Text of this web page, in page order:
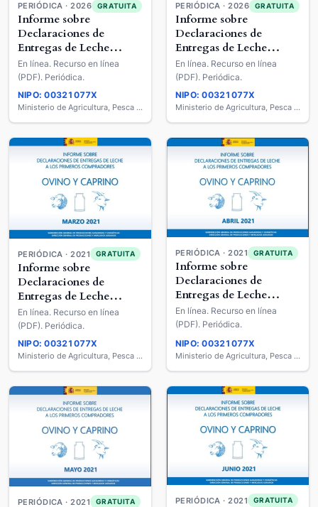
PERIÓDICA · 2026 GRATUITA
Informe sobre
Declaraciones de
Entregas de Leche
Cruda a los Primeros
Compradores : Ovino y
Caprino de Leche
En línea. Recurso en línea
(PDF). Periódica.
NIPO: 00321077X
Ministerio de Agricultura, Pesca y Alimentación
PERIÓDICA · 2026 GRATUITA
Informe sobre
Declaraciones de
Entregas de Leche
Cruda a los Primeros
Compradores : Ovino y
Caprino de Leche
En línea. Recurso en línea
(PDF). Periódica.
NIPO: 00321077X
Ministerio de Agricultura, Pesca y Alimentación
PERIÓDICA · 2021 GRATUITA
Informe sobre
Declaraciones de
Entregas de Leche
Cruda a los Primeros
Compradores : Ovino y
Caprino de Leche
En línea. Recurso en línea
(PDF). Periódica.
NIPO: 00321077X
Ministerio de Agricultura, Pesca y Alimentación
PERIÓDICA · 2021 GRATUITA
Informe sobre
Declaraciones de
Entregas de Leche
Cruda a los Primeros
Compradores : Ovino y
Caprino de Leche
En línea. Recurso en línea
(PDF). Periódica.
NIPO: 00321077X
Ministerio de Agricultura, Pesca y Alimentación
PERIÓDICA · 2021 GRATUITA PERIÓDICA · 2021 GRATUITA